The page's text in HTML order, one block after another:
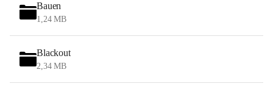
Bauen
1,24 MB
Blackout
2,34 MB